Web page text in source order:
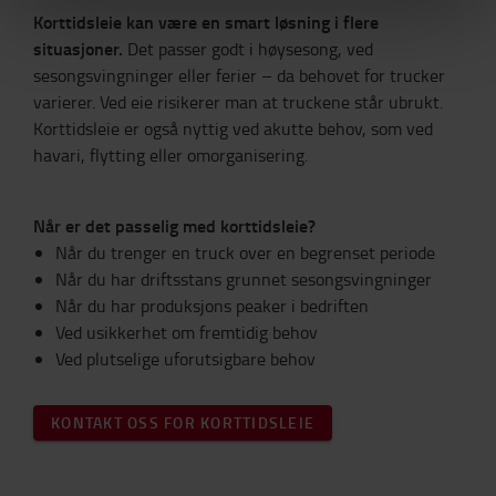
Korttidsleie kan være en smart løsning i flere
situasjoner. Det passer godt i høysesong, ved
sesongsvingninger eller ferier – da behovet for trucker
varierer. Ved eie risikerer man at truckene står ubrukt.
Korttidsleie er også nyttig ved akutte behov, som ved
havari, flytting eller omorganisering.
Når er det passelig med korttidsleie?
Når du trenger en truck over en begrenset periode
Når du har driftsstans grunnet sesongsvingninger
Når du har produksjons peaker i bedriften
Ved usikkerhet om fremtidig behov
Ved plutselige uforutsigbare behov
KONTAKT OSS FOR KORTTIDSLEIE